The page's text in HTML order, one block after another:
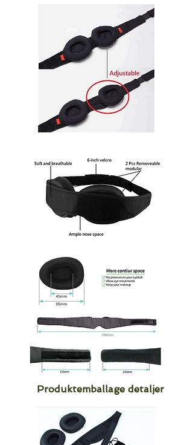
Produktemballage detaljer